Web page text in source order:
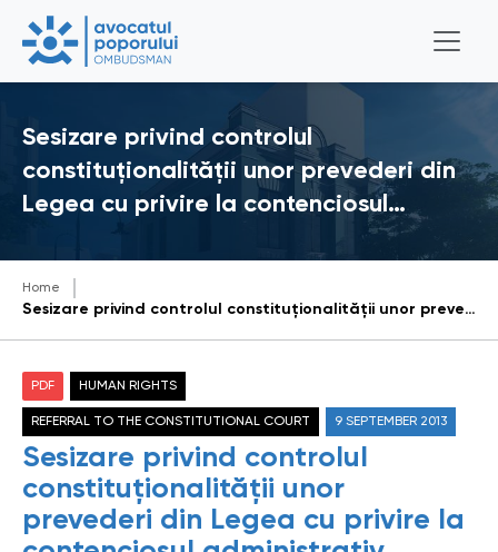
Sesizare privind controlul
constituţionalităţii unor prevederi din
Legea cu privire la contenciosul…
Home
Sesizare privind controlul constituţionalităţii unor prevederi din Legea cu privire la contenciosul administrativ
PDF HUMAN RIGHTS
REFERRAL TO THE CONSTITUTIONAL COURT 9 SEPTEMBER 2013
Sesizare privind controlul
constituţionalităţii unor
prevederi din Legea cu privire la